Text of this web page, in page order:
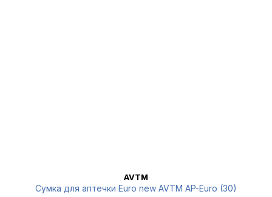
AVTM
Сумка для аптечки Euro new AVTM AP-Euro (30)